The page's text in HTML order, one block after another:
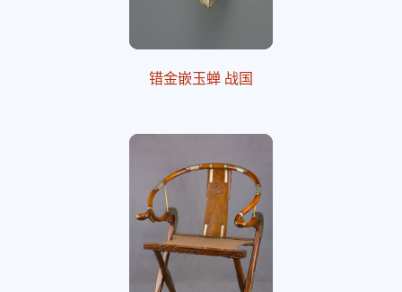
错金嵌玉蝉 战国